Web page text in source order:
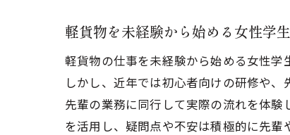
軽貨物を未経験から始める女性学
軽貨物の仕事を未経験から始める女性学
しかし、近年では初心者向けの研修や
先輩の業務に同行して実際の流れを体
を活用し、疑問点や不安は積極的に先